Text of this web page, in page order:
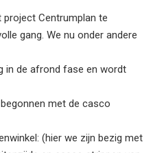
project Centrumplan te
gang. We nu onder andere
in de afrond fase en wordt
met de casco
(hier we zijn bezig met